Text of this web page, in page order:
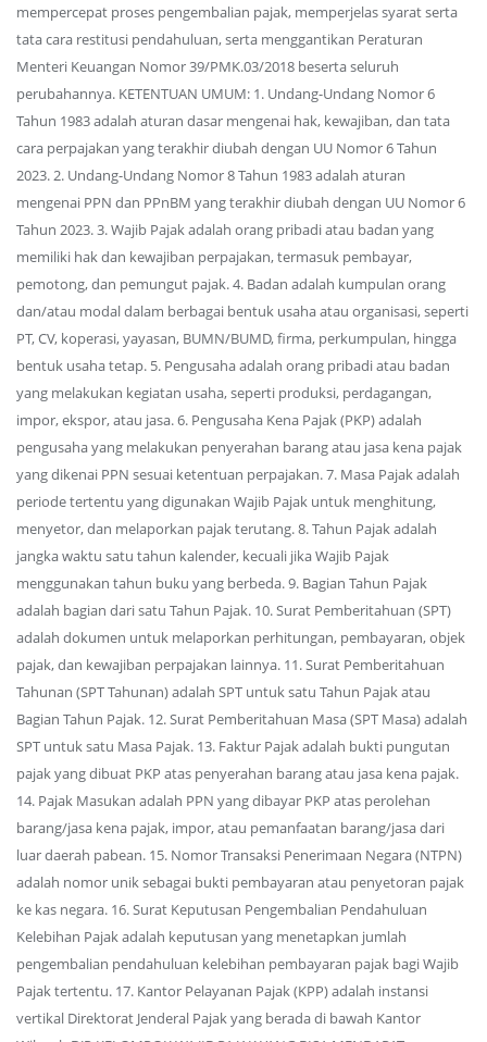
mempercepat proses pengembalian pajak, memperjelas syarat serta
tata cara restitusi pendahuluan, serta menggantikan Peraturan
Menteri Keuangan Nomor 39/PMK.03/2018 beserta seluruh
perubahannya. KETENTUAN UMUM: 1. Undang-Undang Nomor 6
Tahun 1983 adalah aturan dasar mengenai hak, kewajiban, dan tata
cara perpajakan yang terakhir diubah dengan UU Nomor 6 Tahun
2023. 2. Undang-Undang Nomor 8 Tahun 1983 adalah aturan
mengenai PPN dan PPnBM yang terakhir diubah dengan UU Nomor 6
Tahun 2023. 3. Wajib Pajak adalah orang pribadi atau badan yang
memiliki hak dan kewajiban perpajakan, termasuk pembayar,
pemotong, dan pemungut pajak. 4. Badan adalah kumpulan orang
dan/atau modal dalam berbagai bentuk usaha atau organisasi, seperti
PT, CV, koperasi, yayasan, BUMN/BUMD, firma, perkumpulan, hingga
bentuk usaha tetap. 5. Pengusaha adalah orang pribadi atau badan
yang melakukan kegiatan usaha, seperti produksi, perdagangan,
impor, ekspor, atau jasa. 6. Pengusaha Kena Pajak (PKP) adalah
pengusaha yang melakukan penyerahan barang atau jasa kena pajak
yang dikenai PPN sesuai ketentuan perpajakan. 7. Masa Pajak adalah
periode tertentu yang digunakan Wajib Pajak untuk menghitung,
menyetor, dan melaporkan pajak terutang. 8. Tahun Pajak adalah
jangka waktu satu tahun kalender, kecuali jika Wajib Pajak
menggunakan tahun buku yang berbeda. 9. Bagian Tahun Pajak
adalah bagian dari satu Tahun Pajak. 10. Surat Pemberitahuan (SPT)
adalah dokumen untuk melaporkan perhitungan, pembayaran, objek
pajak, dan kewajiban perpajakan lainnya. 11. Surat Pemberitahuan
Tahunan (SPT Tahunan) adalah SPT untuk satu Tahun Pajak atau
Bagian Tahun Pajak. 12. Surat Pemberitahuan Masa (SPT Masa) adalah
SPT untuk satu Masa Pajak. 13. Faktur Pajak adalah bukti pungutan
pajak yang dibuat PKP atas penyerahan barang atau jasa kena pajak.
14. Pajak Masukan adalah PPN yang dibayar PKP atas perolehan
barang/jasa kena pajak, impor, atau pemanfaatan barang/jasa dari
luar daerah pabean. 15. Nomor Transaksi Penerimaan Negara (NTPN)
adalah nomor unik sebagai bukti pembayaran atau penyetoran pajak
ke kas negara. 16. Surat Keputusan Pengembalian Pendahuluan
Kelebihan Pajak adalah keputusan yang menetapkan jumlah
pengembalian pendahuluan kelebihan pembayaran pajak bagi Wajib
Pajak tertentu. 17. Kantor Pelayanan Pajak (KPP) adalah instansi
vertikal Direktorat Jenderal Pajak yang berada di bawah Kantor